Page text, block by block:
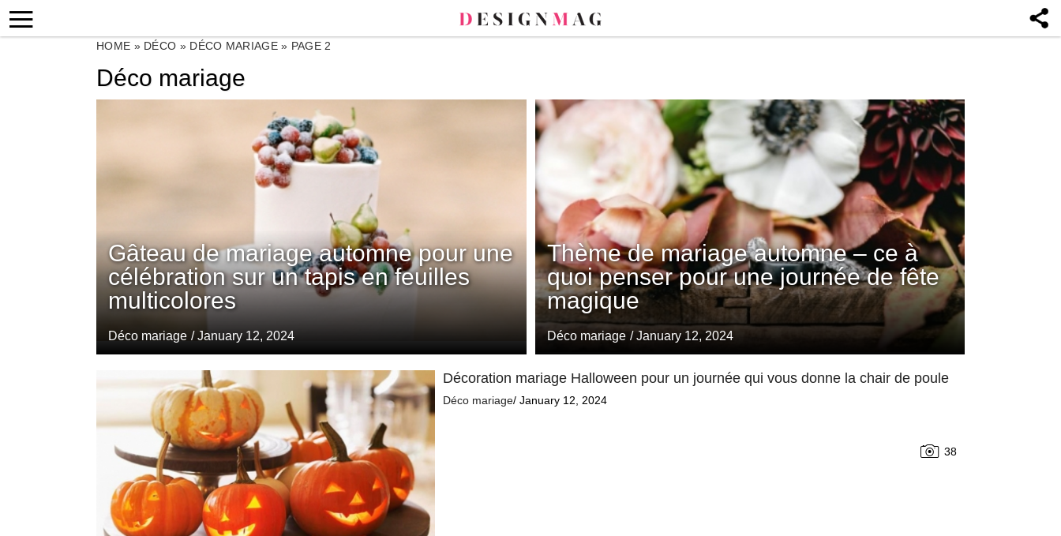
HOME » DÉCO » DÉCO MARIAGE» PAGE 2
Déco mariage
Thème de mariage automne – ce à
quoi penser pour une journée de fête
magique
Déco mariage / January 12, 2024
Gâteau de mariage automne pour une
célébration sur un tapis en feuilles
multicolores
Déco mariage / January 12, 2024
Décoration mariage Halloween pour un journée qui vous donne la chair de poule
Déco mariage/ January 12, 2024
38